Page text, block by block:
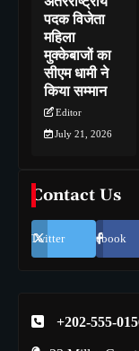
पदक विजेता
महिला
मुक्केबाजों का
सीएम धामी ने
किया सम्मान
Editor
July 21, 2026
Contact Us
Twitter Facebook
+202-555-